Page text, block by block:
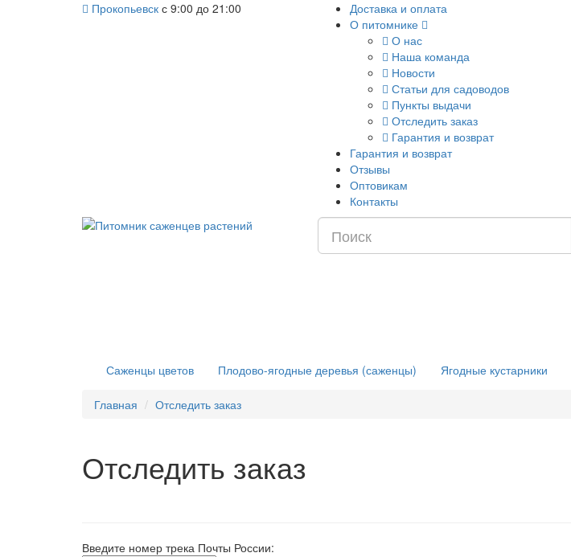
Прокопьевск с 9:00 до 21:00
Доставка и оплата
О питомнике
О нас
Наша команда
Новости
Статьи для садоводов
Пункты выдачи
Отследить заказ
Гарантия и возврат
Гарантия и возврат
Отзывы
Оптовикам
Контакты
Саженцы цветов Плодово-ягодные деревья (саженцы) Ягодные кустарники
Главная Отследить заказ
Отследить заказ
Введите номер трека Почты России: